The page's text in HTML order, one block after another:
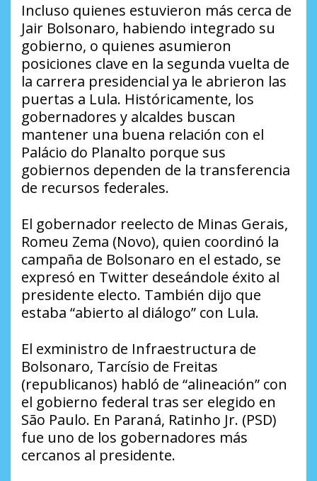
Incluso quienes estuvieron más cerca de
Jair Bolsonaro, habiendo integrado su
gobierno, o quienes asumieron
posiciones clave en la segunda vuelta de
la carrera presidencial ya le abrieron las
puertas a Lula. Históricamente, los
gobernadores y alcaldes buscan
mantener una buena relación con el
Palácio do Planalto porque sus
gobiernos dependen de la transferencia
de recursos federales.
El gobernador reelecto de Minas Gerais,
Romeu Zema (Novo), quien coordinó la
campaña de Bolsonaro en el estado, se
expresó en Twitter deseándole éxito al
presidente electo. También dijo que
estaba “abierto al diálogo” con Lula.
El exministro de Infraestructura de
Bolsonaro, Tarcísio de Freitas
(republicanos) habló de “alineación” con
el gobierno federal tras ser elegido en
São Paulo. En Paraná, Ratinho Jr. (PSD)
fue uno de los gobernadores más
cercanos al presidente.